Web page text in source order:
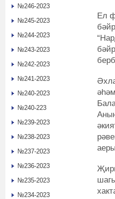
Ел
№246-2023
№245-2023
№244-2023
№243-2023
№242-2023
№241-2023
№240-2023
№240-223
№239-2023
№238-2023
№237-2023
№236-2023
№235-2023
№234-2023